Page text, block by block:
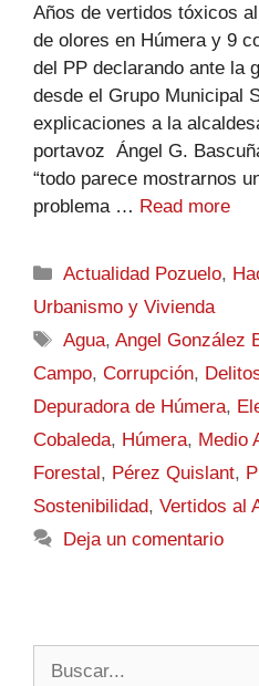
Años de vertidos tóxicos
de olores en Húmera y 9
del PP declarando ante la
desde el Grupo Municipal
explicaciones a la
portavoz Ángel G.
“todo parece mostrarnos
problema … Read more
Actualidad Pozuelo,
Urbanismo y Vivienda
Agua,Angel González
Campo, Corrupción,
Depuradora de Húmera,
Cobaleda, Húmera, Medio
Forestal, Pérez Quislant,
Sostenibilidad, Vertidos al
Deja un comentario